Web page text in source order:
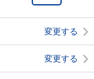
変更する
変更する